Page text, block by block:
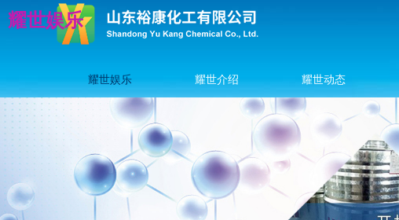
耀世娱乐
耀世娱乐 耀世介绍 耀世动态